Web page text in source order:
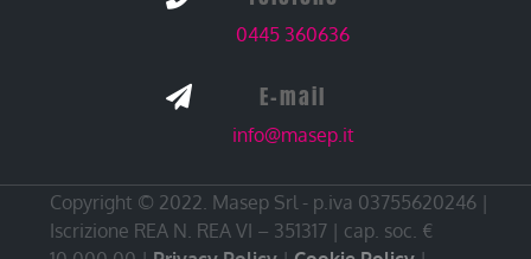
0445 360636
 E-mail
info@masep.it
Copyright © 2022. Masep Srl - p.iva 03755620246 |
Iscrizione REA N. REA VI – 351317 | cap. soc. €